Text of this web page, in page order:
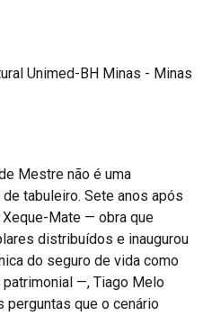
Unimed-BH Minas - Minas
Mestre não é uma
de tabuleiro. Sete anos após
Mate — obra que
distribuídos e inaugurou
do seguro de vida como
—, Tiago Melo
perguntas que o cenário